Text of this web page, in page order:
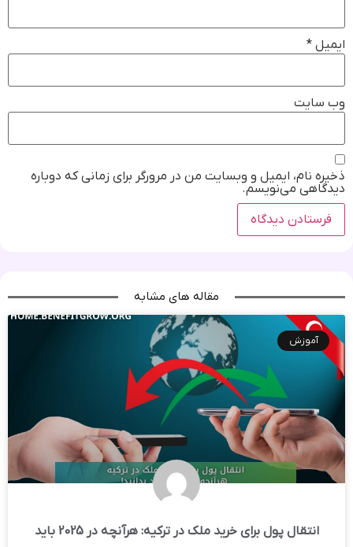
ایمیل *
وب‌ سایت
ذخیره نام، ایمیل و وبسایت من در مرورگر برای زمانی که دوباره
دیدگاهی می‌نویسم.
مقاله های مشابه
آموزش
انتقال پول برای خرید ملک در ترکیه: هرآنچه در 2025 باید